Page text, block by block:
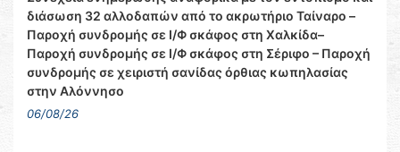
διάσωση 32 αλλοδαπών από το ακρωτήριο Ταίναρο –
Παροχή συνδρομής σε Ι/Φ σκάφος στη Χαλκίδα–
Παροχή συνδρομής σε Ι/Φ σκάφος στη Σέριφο – Παροχή
συνδρομής σε χειριστή σανίδας όρθιας κωπηλασίας
στην Αλόννησο
06/08/26